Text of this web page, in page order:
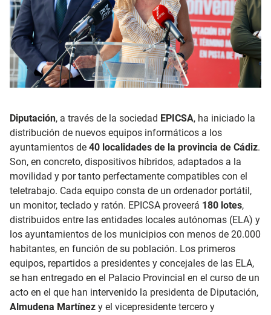
Diputación, a través de la sociedad EPICSA, ha iniciado la
distribución de nuevos equipos informáticos a los
ayuntamientos de 40 localidades de la provincia de Cádiz.
Son, en concreto, dispositivos híbridos, adaptados a la
movilidad y por tanto perfectamente compatibles con el
teletrabajo. Cada equipo consta de un ordenador portátil,
un monitor, teclado y ratón. EPICSA proveerá 180 lotes,
distribuidos entre las entidades locales autónomas (ELA) y
los ayuntamientos de los municipios con menos de 20.000
habitantes, en función de su población. Los primeros
equipos, repartidos a presidentes y concejales de las ELA,
se han entregado en el Palacio Provincial en el curso de un
acto en el que han intervenido la presidenta de Diputación,
Almudena Martínez y el vicepresidente tercero y